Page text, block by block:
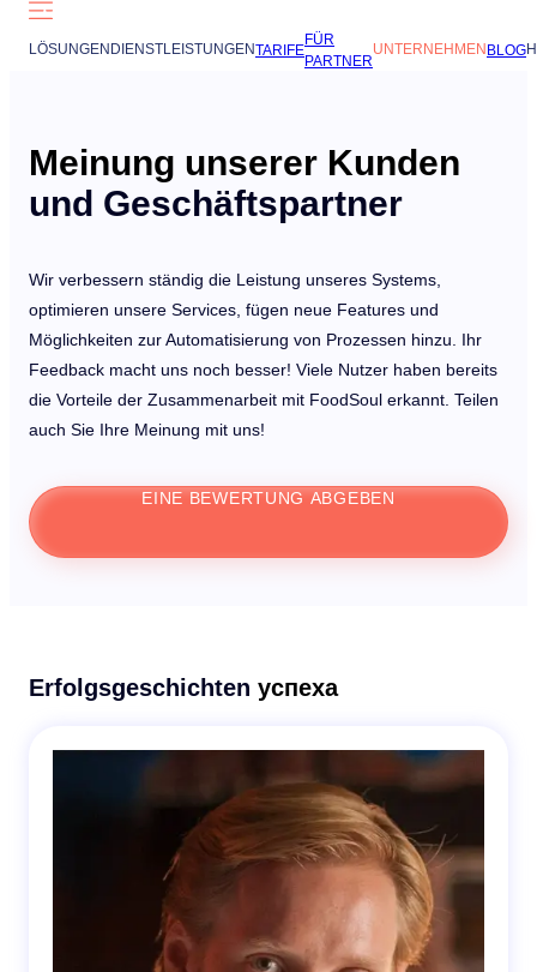
LÖSUNGEN DIENSTLEISTUNGENTARIFE
FÜR
PARTNER
UNTERNEHMEN BLOG
Meinung unserer Kunden
und Geschäftspartner
Wir verbessern ständig die Leistung unseres Systems,
optimieren unsere Services, fügen neue Features und
Möglichkeiten zur Automatisierung von Prozessen hinzu. Ihr
Feedback macht uns noch besser! Viele Nutzer haben bereits
die Vorteile der Zusammenarbeit mit FoodSoul erkannt. Teilen
auch Sie Ihre Meinung mit uns!
EINE BEWERTUNG ABGEBEN
Erfolgsgeschichten успеха